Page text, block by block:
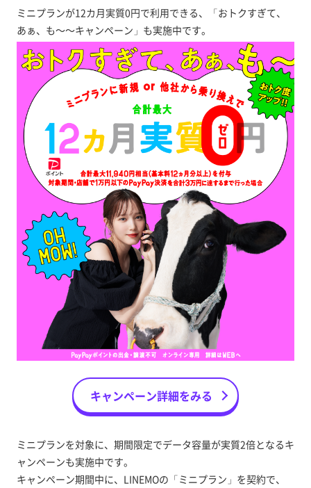
ミニプランが12カ月実質0円で利用できる、「おトクすぎて、
あぁ、も～～キャンペーン」も実施中です。
キャンペーン詳細をみる
ミニプランを対象に、期間限定でデータ容量が実質2倍となるキ
ャンペーンも実施中です。
キャンペーン期間中に、LINEMOの「ミニプラン」を契約で、